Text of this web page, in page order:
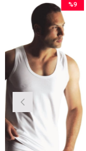
%9
İndirim
%9İndirim
Yeni
Ürün